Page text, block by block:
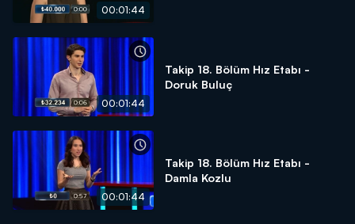
00:01:44
00:01:44
Takip 18. Bölüm Hız Etabı -
Doruk Buluç
00:01:44
Takip 18. Bölüm Hız Etabı -
Damla Kozlu